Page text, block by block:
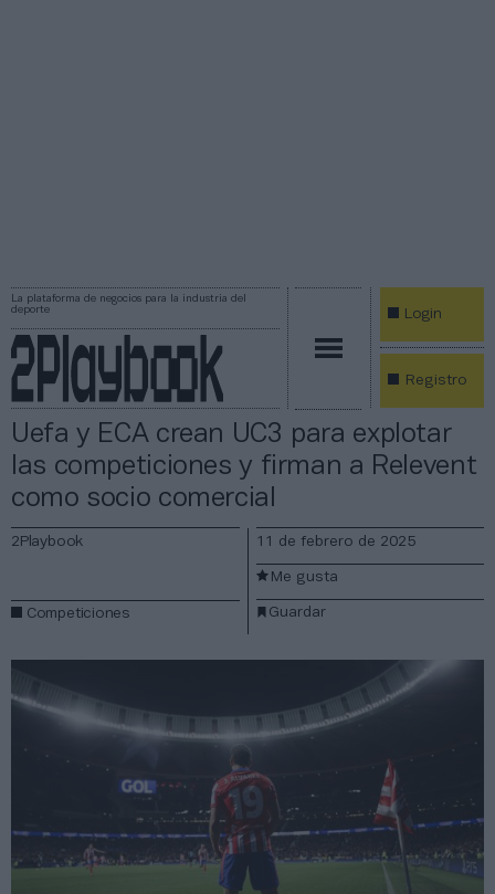
La plataforma de negocios para la industria del
deporte
Login
Registro
Uefa y ECA crean UC3 para explotar
las competiciones y firman a Relevent
como socio comercial
2Playbook
Competiciones
11 de febrero de 2025
Guardar
Me gusta